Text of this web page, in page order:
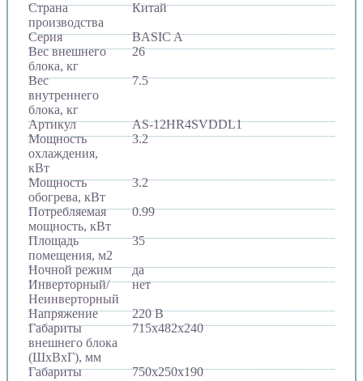
Страна
производства
Китай
Серия
BASIC A
Вес внешнего
блока, кг
26
Вес
внутреннего
блока, кг
7.5
Артикул
AS-12HR4SVDDL1
Мощность
охлаждения,
кВт
3.2
Мощность
обогрева, кВт
3.2
Потребляемая
мощность, кВт
0.99
Площадь
помещения, м2
35
Ночной режим
да
Инверторный/
Неинверторный
нет
Напряжение
220 В
Габариты
внешнего блока
(ШхВхГ), мм
715х482х240
Габариты
750х250х190